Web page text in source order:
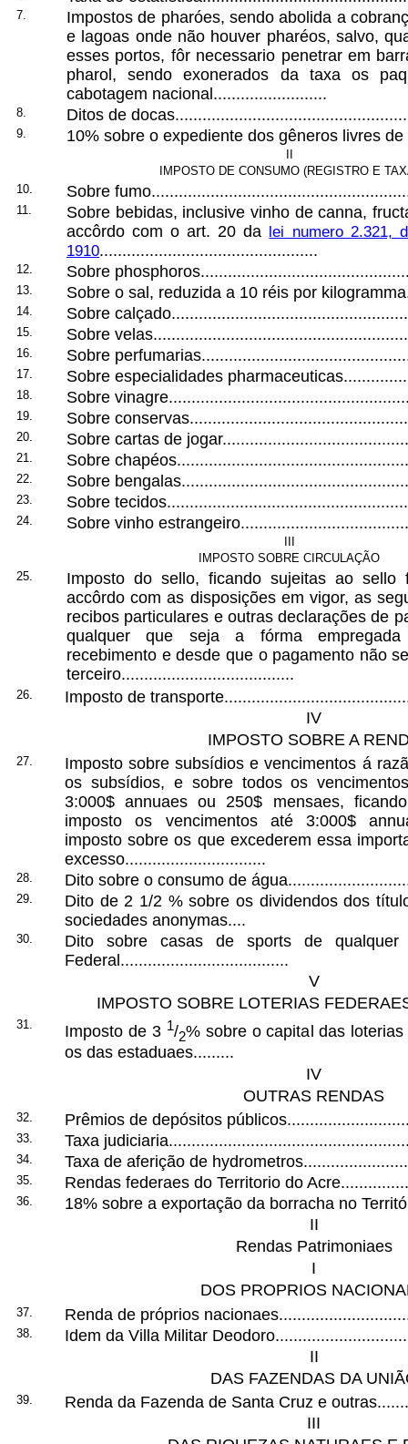
7.
Impostos de pharóes, sendo abolida a
e lagoas onde não houver pharéos, salvo,
esses portos, fôr necessario penetrar em
pharol, sendo exonerados da taxa os
cabotagem nacional.........................
8. Ditos de
9. 10% sobre o expediente dos gêneros livres
IMPOSTO DE CONSUMO (REGISTRO E
10.
Sobre
11.
Sobre bebidas, inclusive vinho de canna,
accôrdo com o art. 20 da lei numero 2.321,
1910................................................
12. Sobre
13. Sobre o sal, reduzida a 10 réis por
14. Sobre
15. Sobre
16. Sobre
17. Sobre especialidades
18. Sobre
19. Sobre
20. Sobre cartas de
21. Sobre
22. Sobre
23. Sobre
24. Sobre vinho
IMPOSTO SOBRE CIRCULAÇÃO
25.
Imposto do sello, ficando sujeitas ao
accôrdo com as disposições em vigor, as
recibos particulares e outras declarações de
qualquer que seja a fórma
recebimento e desde que o pagamento não
terceiro......................................
26.
Imposto de
IV
IMPOSTO SOBRE A
27.
Imposto sobre subsídios e vencimentos á
os subsídios, e sobre todos os
3:000$ annuaes ou 250$ mensaes,
imposto os vencimentos até 3:000$
imposto sobre os que excederem essa
excesso...............................
28. Dito sobre o consumo de
29.
Dito de 2 1/2 % sobre os dividendos dos
sociedades anonymas....
30.
Dito sobre casas de sports de qualquer
Federal.....................................
V
IMPOSTO SOBRE LOTERIAS
31. Imposto de 3 1/2% sobre o capital das
os das estaduaes.........
IV
OUTRAS RENDAS
32. Prêmios de depósitos
33. Taxa
34. Taxa de aferição de
35. Rendas federaes do Territorio do
36.
18% sobre a exportação da borracha no
II
Rendas Patrimoniaes
I
DOS PROPRIOS
37. Renda de próprios
38.
Idem da Villa Militar
II
DAS FAZENDAS DA
39.
Renda da Fazenda de Santa Cruz e
III